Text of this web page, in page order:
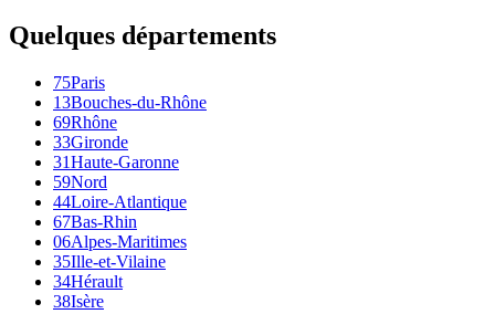
Quelques départements
75Paris
13Bouches-du-Rhône
69Rhône
33Gironde
31Haute-Garonne
59Nord
44Loire-Atlantique
67Bas-Rhin
06Alpes-Maritimes
35Ille-et-Vilaine
34Hérault
38Isère